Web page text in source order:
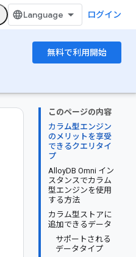
ログイン
無料で利用開始
このページの内容
カラム型エンジン
のメリットを享受
できるクエリタイ
プ
AlloyDB Omni イン
スタンスでカラム
型エンジンを使用
する方法
カラム型ストアに
追加できるデータ
サポートされる
データタイプ